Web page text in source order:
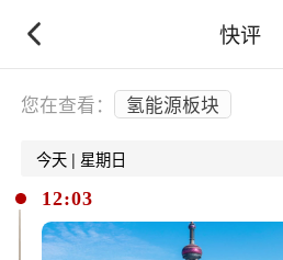
快评
下拉刷新
您在查看： 氢能源板块
今天 | 星期日
12:03